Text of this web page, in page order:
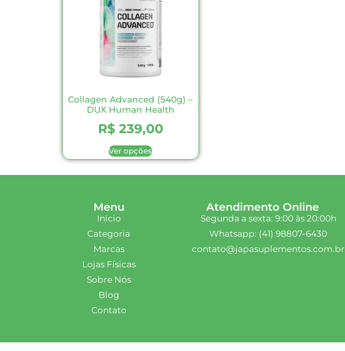
Collagen Advanced (540g) –
DUX Human Health
R$239,00
Ver opções
Menu
Início
Categoria
Marcas
Lojas Físicas
Sobre Nós
Blog
Contato
Atendimento Online
Segunda a sexta: 9:00 às 20:00h
Whatsapp: (41) 98807-6430
contato@japasuplementos.com.br